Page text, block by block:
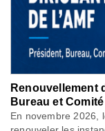
Renouvellement
Bureau et
En novembre 2026,